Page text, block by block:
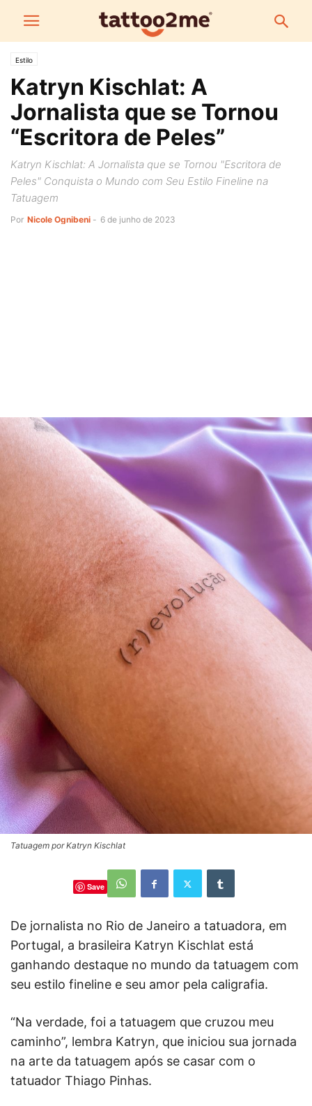
Estilo
Katryn Kischlat: A
Jornalista que se Tornou
“Escritora de Peles”
Katryn Kischlat: A Jornalista que se Tornou "Escritora de
Peles" Conquista o Mundo com Seu Estilo Fineline na
Tatuagem
Por Nicole Ognibeni - 6 de junho de 2023
Tatuagem por Katryn Kischlat
Save
De jornalista no Rio de Janeiro a tatuadora, em
Portugal, a brasileira Katryn Kischlat está
ganhando destaque no mundo da tatuagem com
seu estilo fineline e seu amor pela caligrafia.
“Na verdade, foi a tatuagem que cruzou meu
caminho”, lembra Katryn, que iniciou sua jornada
na arte da tatuagem após se casar com o
tatuador Thiago Pinhas.